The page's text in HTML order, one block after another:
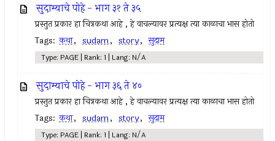
सुदाम्याचे पोहे - भाग ३१ ते ३५
प्रस्तुत प्रकार हा चित्रकथा आहे , हे वाचल्यावर प्रत्यक्ष त्या काळाचा भास होतो
Tags: कथा, sudam, story, सुदाम
Type: PAGE | Rank: 1 | Lang: N/A
सुदाम्याचे पोहे - भाग ३६ ते ४०
प्रस्तुत प्रकार हा चित्रकथा आहे , हे वाचल्यावर प्रत्यक्ष त्या काळाचा भास होतो
Tags: कथा, sudam, story, सुदाम
Type: PAGE | Rank: 1 | Lang: N/A